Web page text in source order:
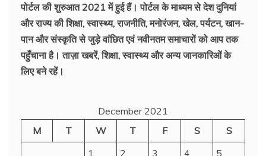
पोर्टल की शुरुआत 2021 में हुई हैं। पोर्टल के माध्यम से देश दुनियां
और राज्य की शिक्षा, स्वास्थ्य, राजनीति, मनोरंजन, खेल, पर्यटन, खान-
पान और संस्कृति से जुड़े वांछित एवं नवीनतम समाचारों को आप तक
पहुँचाना है। ताज़ा खबरें, शिक्षा, स्वास्थ्य और अन्य जानकारिओं के
लिए बने रहें।
December 2021
M
T W T F S
S
1
2 3 4
5